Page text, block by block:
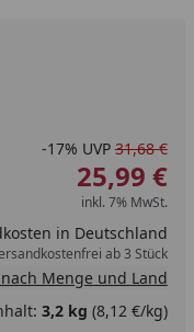
eingeben
um eins erhöhen
-17% UVP 31,68 €
25,99 €
inkl. 7% MwSt.
in Deutschland
ab 3 Stück
Menge und Land
3,2 kg (8,12 €/kg)